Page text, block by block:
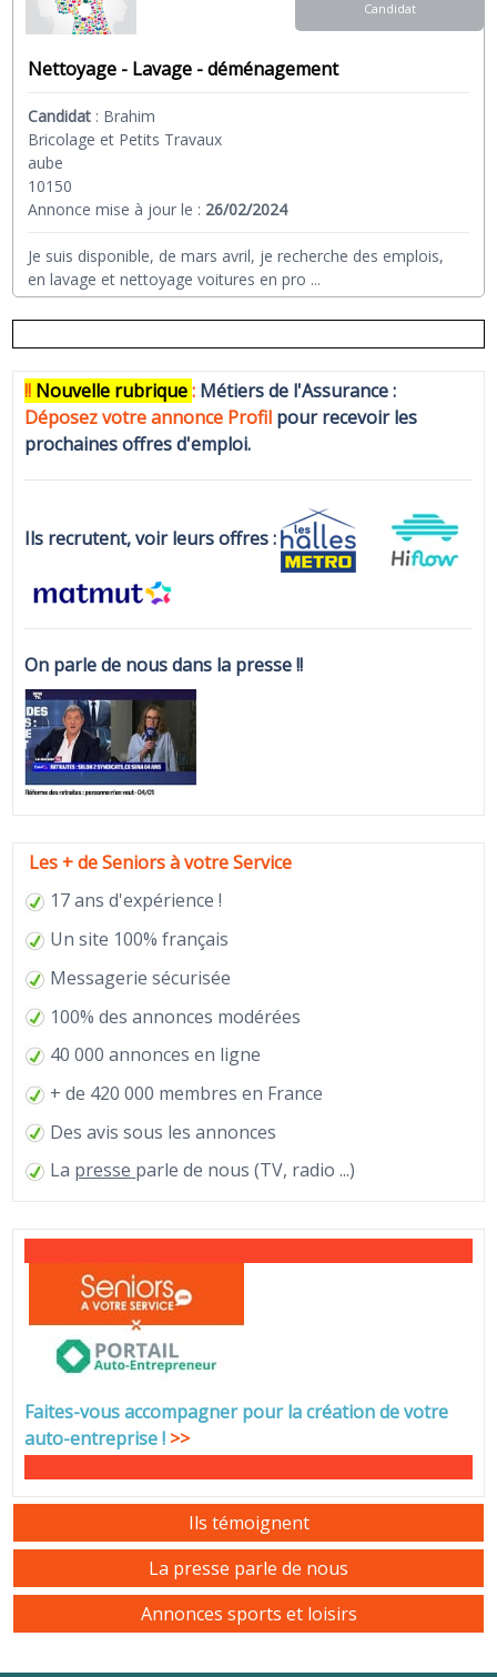
Nettoyage - Lavage - déménagement
Candidat : Brahim
Bricolage et Petits Travaux
aube
10150
Annonce mise à jour le : 26/02/2024
Je suis disponible, de mars avril, je recherche des emplois,
en lavage et nettoyage voitures en pro ...
Candidat
!! Nouvelle rubrique: Métiers de l'Assurance :
Déposez votre annonce Profil pour recevoir les
prochaines offres d'emploi.
Ils recrutent, voir leurs offres :
On parle de nous dans la presse !!
Les + de Seniors à votre Service
17 ans d'expérience !
Un site 100% français
Messagerie sécurisée
100% des annonces modérées
40 000 annonces en ligne
+ de 420 000 membres en France
Des avis sous les annonces
La presse parle de nous (TV, radio ...)
Faites-vous accompagner pour la création de votre
auto-entreprise! >>
Ils témoignent
La presse parle de nous
Annonces sports et loisirs